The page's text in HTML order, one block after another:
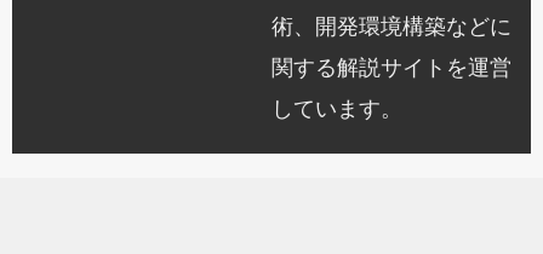
術、開発環境構築などに
関する解説サイトを運営
しています。